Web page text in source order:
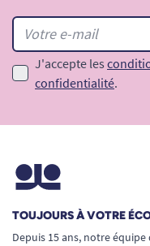
J'accepte les
confidentialité.
TOUJOURS À VOTRE
Depuis 15 ans, notre équipe